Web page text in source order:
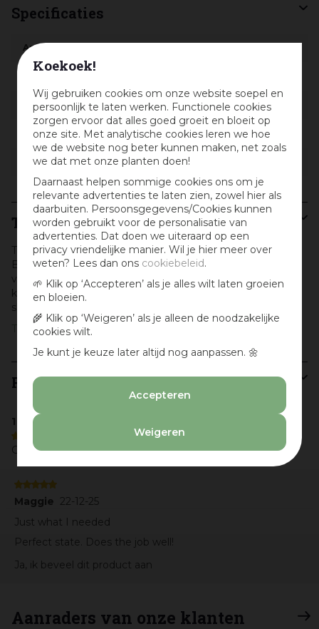
Koekoek!
Wij gebruiken cookies om onze website soepel en
persoonlijk te laten werken. Functionele cookies
zorgen ervoor dat alles goed groeit en bloeit op
onze site. Met analytische cookies leren we hoe
we de website nog beter kunnen maken, net zoals
we dat met onze planten doen!
Daarnaast helpen sommige cookies ons om je
relevante advertenties te laten zien, zowel hier als
daarbuiten. Persoonsgegevens/Cookies kunnen
worden gebruikt voor de personalisatie van
advertenties. Dat doen we uiteraard op een
privacy vriendelijke manier. Wil je hier meer over
weten? Lees dan ons cookiebeleid.
🌱 Klik op ‘Accepteren’ als je alles wilt laten groeien
en bloeien.
🌾 Klik op ‘Weigeren’ als je alleen de noodzakelijke
cookies wilt.
Je kunt je keuze later altijd nog aanpassen. 🌼
Accepteren
Weigeren
Specificaties
Artikelnummer
EAN leverancier BB405
Merk The Bastard
Gewicht 431 g
The Bastard
The Bastard kamado barbecues vind je bij Osdorp, dé The
Bastard Serious Dealer van Amsterdam. Bekijk het
volledige The Bastard barbecue assortiment hier online of
kom langs bij Osdorp, daar vind je de grootste barbecue
showroom van Nederland.
The Bastard
Recensies Schrijf een recensie
1 reviews
Gemiddelde uit 1 beoordelingen
Maggie 22-12-25
Just what I needed
Perfect state. Does the job well!
Ja, ik beveel dit product aan
Aanraders van onze klanten